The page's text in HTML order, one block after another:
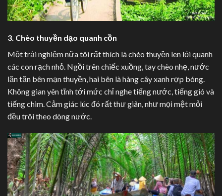
3. Chèo thuyền dạo quanh cồn
Một trải nghiệm nữa tôi rất thích là chèo thuyền len lỏi quanh
các con rạch nhỏ. Ngồi trên chiếc xuồng, tay chèo nhẹ, nước
lăn tăn bên mạn thuyền, hai bên là hàng cây xanh rợp bóng.
Không gian yên tĩnh tới mức chỉ nghe tiếng nước, tiếng gió và
tiếng chim. Cảm giác lúc đó rất thư giãn, như mọi mệt mỏi
đều trôi theo dòng nước.